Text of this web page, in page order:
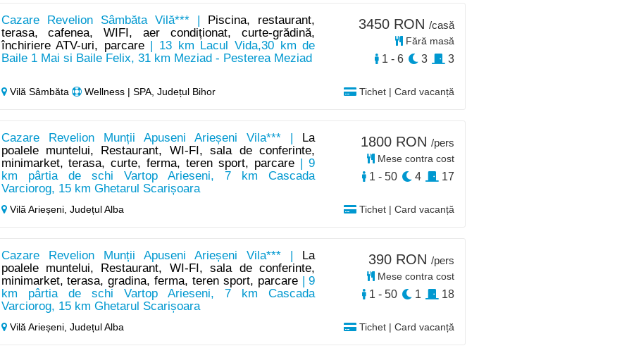
Cazare Revelion Sâmbăta Vilă*** |
Piscina, restaurant,
terasa, cafenea, WIFI, aer condiționat, curte-grădină,
închiriere ATV-uri, parcare| 13 km Lacul Vida,30 km de
Baile 1 Mai si Baile Felix, 31 km Meziad - Pesterea Meziad
Vilă Sâmbăta Wellness | SPA, Județul Bihor Tichet | Card vacanță
3450 RON /casă
Fără masă
1 - 6 3 3
Cazare Revelion Munții Apuseni Arieșeni Vila*** |
La
poalele muntelui, Restaurant, WI-FI, sala de conferinte,
minimarket, terasa, curte, ferma, teren sport, parcare | 9
km pârtia de schi Vartop Arieseni, 7 km Cascada
Varciorog, 15 km Ghetarul Scarișoara
Vilă Arieșeni, Județul Alba Tichet | Card vacanță
1800 RON /pers
Mese contra cost
1 - 50 4 17
Cazare Revelion Munții Apuseni Arieșeni Vila*** |
La
poalele muntelui, Restaurant, WI-FI, sala de conferinte,
minimarket, terasa, gradina, ferma, teren sport, parcare| 9
km pârtia de schi Vartop Arieseni, 7 km Cascada
Varciorog, 15 km Ghetarul Scarișoara
Vilă Arieșeni, Județul Alba Tichet | Card vacanță
390 RON /pers
Mese contra cost
1 - 50 1 18